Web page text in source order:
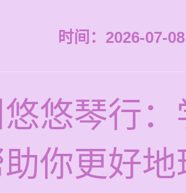
时间：2026-07-
悠琴行
你更好